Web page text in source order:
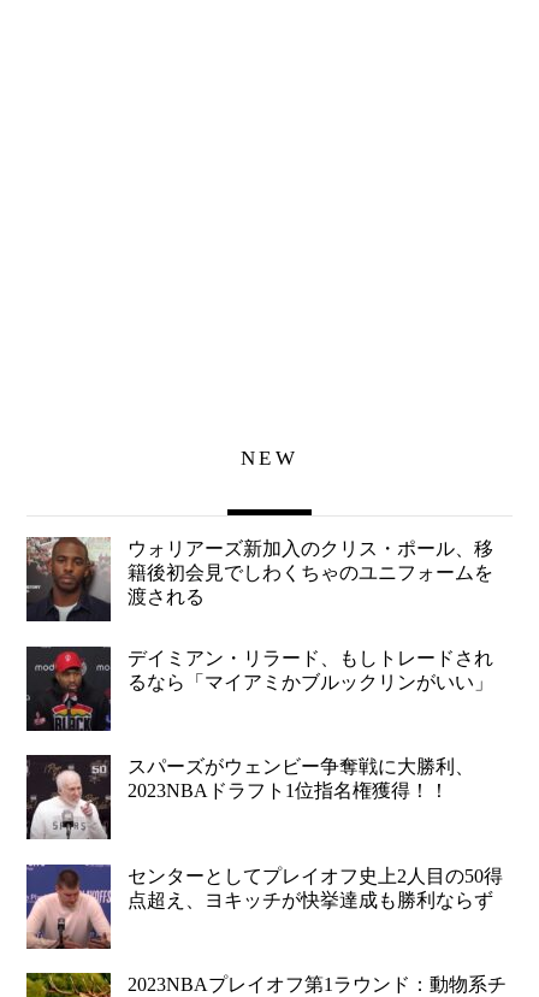
NEW
ウォリアーズ新加入のクリス・ポール、移
籍後初会見でしわくちゃのユニフォームを
渡される
デイミアン・リラード、もしトレードされ
るなら「マイアミかブルックリンがいい」
スパーズがウェンビー争奪戦に大勝利、
2023NBAドラフト1位指名権獲得！！
センターとしてプレイオフ史上2人目の50得
点超え、ヨキッチが快挙達成も勝利ならず
2023NBAプレイオフ第1ラウンド：動物系チ